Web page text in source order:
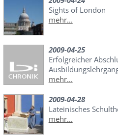
Sights of London
mehr...
2009-04-25
Erfolgreicher
mehr...
2009-04-28
Lateinisches
mehr...